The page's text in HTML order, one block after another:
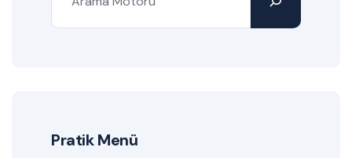
Pratik Menü